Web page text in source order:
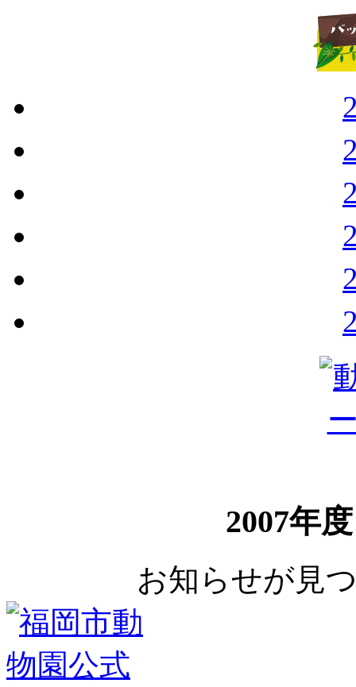
2007年
お知らせが見